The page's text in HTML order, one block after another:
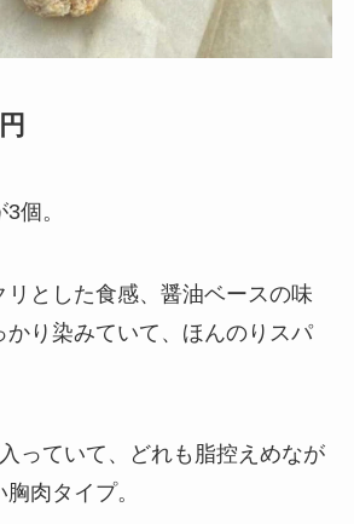
個。
リとした食感、醤油ベースの味
かり染みていて、ほんのりスパ
っていて、どれも脂控えめなが
肉タイプ。